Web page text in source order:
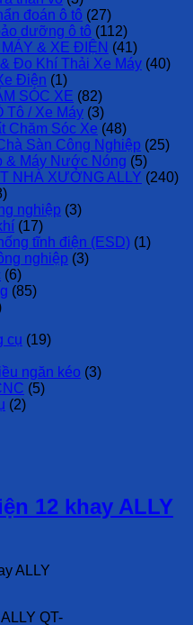
đoán ô tô (27)
dưỡng ô tô (112)
& XE ĐIỆN (41)
Đo Khí Thải Xe Máy (40)
Điện (1)
SÓC XE (82)
Tô / Xe Máy (3)
Chăm Sóc Xe (48)
Sàn Công Nghiệp (25)
& Máy Nước Nóng (5)
NHÀ XƯỞNG ALLY (240)
nghiệp (3)
(17)
tĩnh điện (ESD) (1)
nghiệp (3)
(6)
(85)
cụ (19)
ngăn kéo (3)
(5)
(2)
12 khay ALLY
QT-